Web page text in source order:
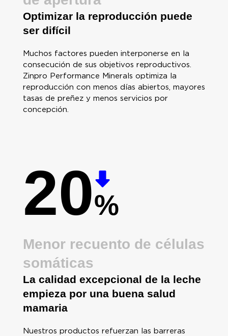
Optimizar la reproducción puede
ser difícil
Muchos factores pueden interponerse en la
consecución de sus objetivos reproductivos.
Zinpro Performance Minerals optimiza la
reproducción con menos días abiertos, mayores
tasas de preñez y menos servicios por
concepción.
20%
Menor recuento de células
somáticas
La calidad excepcional de la leche
empieza por una buena salud
mamaria
Nuestros productos refuerzan las barreras